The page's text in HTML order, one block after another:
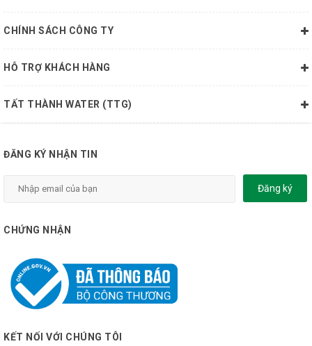
CHÍNH SÁCH CÔNG TY
HỖ TRỢ KHÁCH HÀNG
TẤT THÀNH WATER (TTG)
ĐĂNG KÝ NHẬN TIN
Đăng ký
CHỨNG NHẬN
KẾT NỐI VỚI CHÚNG TÔI